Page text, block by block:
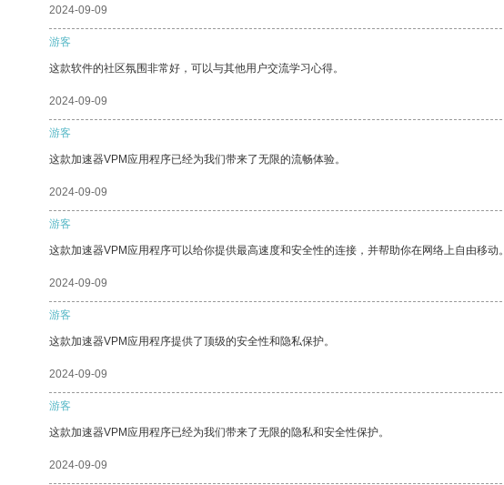
2024-09-09
游客
这款软件的社区氛围非常好，可以与其他用户交流学习心得。
2024-09-09
游客
这款加速器VPM应用程序已经为我们带来了无限的流畅体验。
2024-09-09
游客
这款加速器VPM应用程序可以给你提供最高速度和安全性的连接，并帮助你在网络上自由移动。
2024-09-09
游客
这款加速器VPM应用程序提供了顶级的安全性和隐私保护。
2024-09-09
游客
这款加速器VPM应用程序已经为我们带来了无限的隐私和安全性保护。
2024-09-09